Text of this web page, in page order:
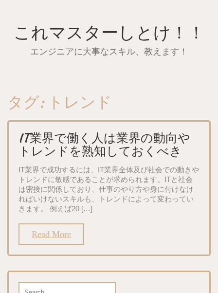
これマスターしとけ！！
エンジニアに大事なスキル、教えます！
タグ: トレンド
IT業界で働く人は業界の動向や
トレンドを熟知しておくべき
IT業界で成功するには、IT業界全体及び社会での動きや
トレンドに敏感であることが求められます。ITと社会
は密接に関係しており、仕事のやり方や身に付けなけ
ればいけないスキルも、トレンドによって変わってい
きます。 例えば20 […]
Read More